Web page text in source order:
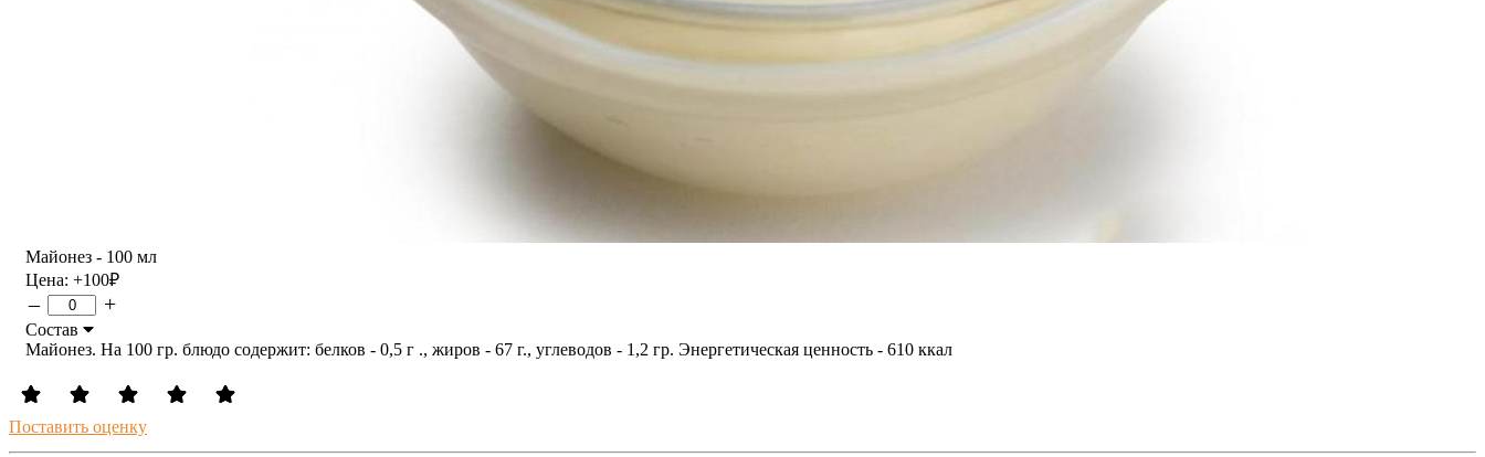
Майонез - 100 мл
Цена: +100₽
– +
Состав
Майонез. На 100 гр. блюдо содержит: белков - 0,5 г ., жиров - 67 г., углеводов - 1,2 гр. Энергетическая ценность - 610 ккал
Поставить оценку